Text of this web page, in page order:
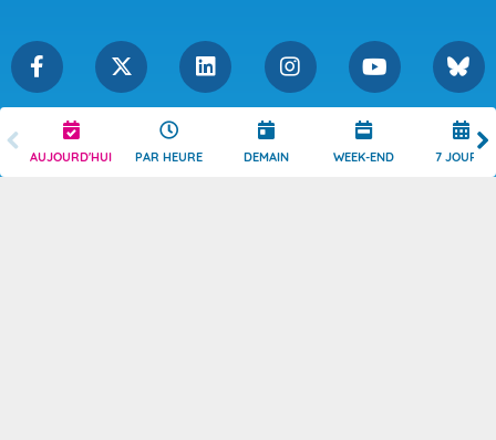
AUJOURD'HUI PAR HEURE DEMAIN WEEK-END 7 JOURS